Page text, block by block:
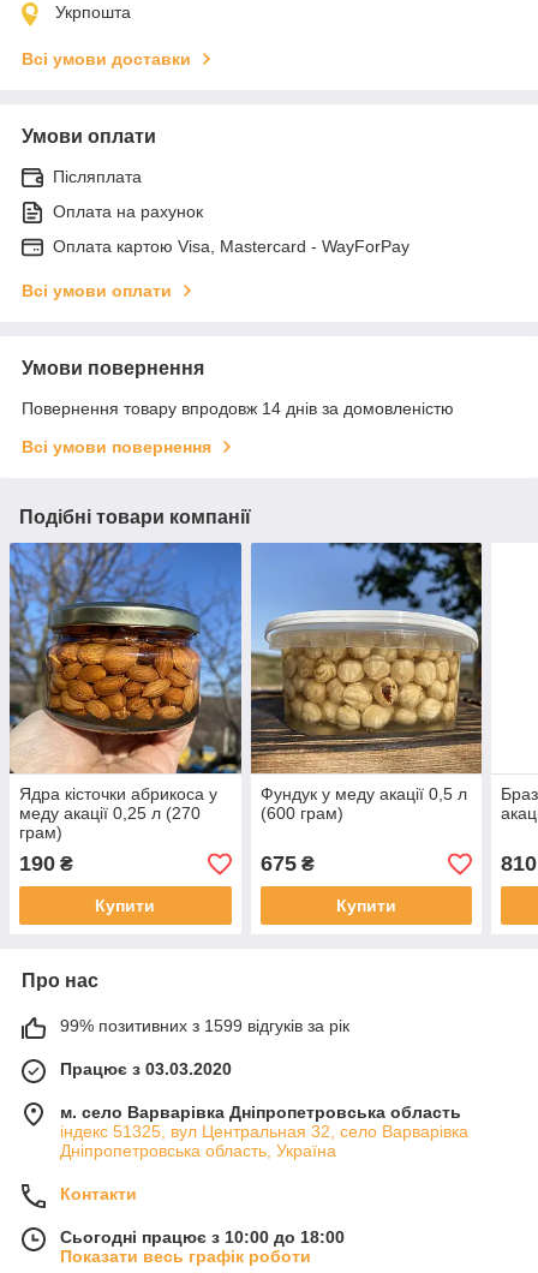
Укрпошта
Всі умови доставки
Умови оплати
Післяплата
Оплата на рахунок
Оплата картою Visa, Mastercard - WayForPay
Всі умови оплати
Умови повернення
Повернення товару впродовж 14 днів за домовленістю
Всі умови повернення
Подібні товари компанії
Ядра кісточки абрикоса у
меду акації 0,25 л (270
грам)
190 ₴
Купити
Фундук у меду акації 0,5 л
(600 грам)
675₴
Купити
810
Про нас
99% позитивних з 1599 відгуків за рік
Працює з 03.03.2020
м. село Варварівка Дніпропетровська область
індекс 51325, вул Центральная 32, село Варварівка
Дніпропетровська область, Україна
Контакти
Сьогодні працює з 10:00 до 18:00
Показати весь графік роботи